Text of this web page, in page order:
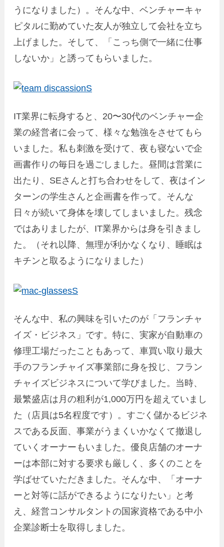
うになりました）。そんな中、ベンチャーキャ
ピタルに勤めていた友人が独立して会社を立ち
上げました。そして、「こっち側で一緒に仕事
しないか」と誘ってもらいました。
IT業界に転身すると、20〜30代のベンチャー企
業の経営者に会って、様々な勉強をさせてもら
いました。私も刺激を受けて、夜も寝ないで企
画書作りの毎日を過ごしました。昼間は営業に
出たり、SEさんと打ち合わせをして、夜はイン
ターンの学生さんと企画書を作って。そんな
日々が続いて身体を壊してしまいました。残念
ではありましたが、IT業界からは身を引きまし
た。（それ以降、無理が利かなくなり、睡眠は
キチンと取るようになりました）
そんな中、私の興味を引いたのが「フランチャ
イズ・ビジネス」です。特に、実家が自動車の
修理工場だったこともあって、車買い取り最大
手のフランチャイズ事業部に身を投じ、フラン
チャイズビジネスについて学びました。当時、
最繁盛店は月の粗利が1,000万円を超えていまし
た（店員は5名程度です）。すごく儲かるビジネ
スである反面、事業がうまくいかなくて撤退し
ていくオーナーもいました。優良店舗のオーナ
ーは本部に対する要求も厳しく、多くのことを
学ばせていただきました。そんな中、「オーナ
ーと対等に話ができるようになりたい」と考
え、経営コンサルタントの国家資格である中小
企業診断士を取得しました。